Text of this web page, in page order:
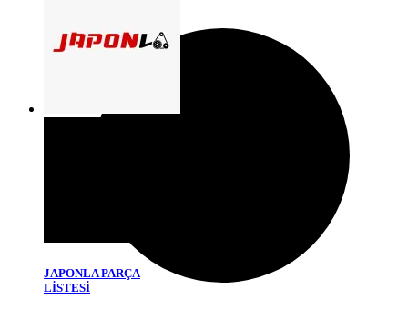
JAPONLA PARÇA
LİSTESİ